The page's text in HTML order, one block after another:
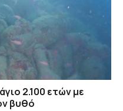
2.100 ετών με
βυθό